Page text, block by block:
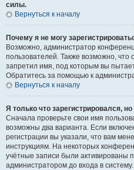
силы.
Вернуться к началу
Почему я не могу
Возможно, администратор
пользователей. Также возможно, что
запретил имя, под которым вы
Обратитесь за помощью к
Вернуться к началу
Я только что зарегистрировался,
Сначала проверьте свои имя
возможны два варианта. Если
регистрации вы указали, что вам
инструкциям. На некоторых
учётные записи были активированы
администратором до входа в